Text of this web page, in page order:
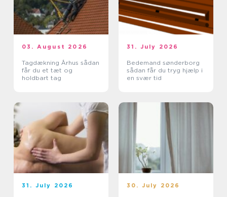
03. August 2026
Tagdækning Århus sådan
får du et tæt og
holdbart tag
31. July 2026
Bedemand sønderborg
sådan får du tryg hjælp i
en svær tid
31. July 2026 30. July 2026